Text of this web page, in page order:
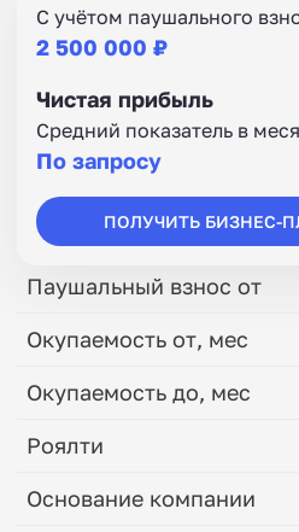
С учётом паушального
2 500 000 ₽
Чистая прибыль
Средний показатель в
По запросу
ПОЛУЧИТЬ БИЗНЕС-
Паушальный взнос от
Окупаемость от, мес
Окупаемость до, мес
Роялти
Основание компании